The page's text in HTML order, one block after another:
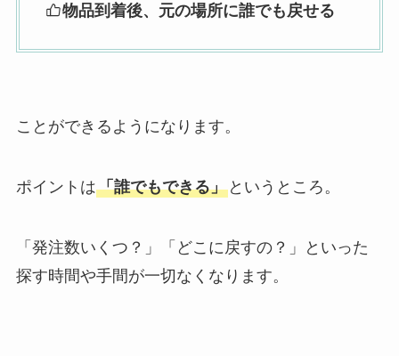
物品到着後、元の場所に誰でも戻せる
ことができるようになります。
ポイントは「誰でもできる」というところ。
「発注数いくつ？」「どこに戻すの？」といった
探す時間や手間が一切なくなります。